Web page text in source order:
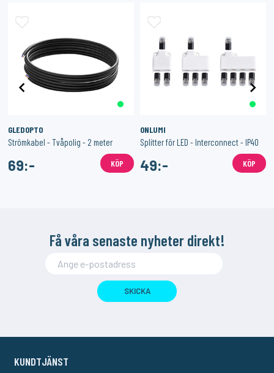
GLEDOPTO
Strömkabel - Tvåpolig - 2 meter
69:- KÖP
ONLUMI
Splitter för LED - Interconnect - IP40
49:- KÖP
Få våra senaste nyheter direkt!
SKICKA
KUNDTJÄNST